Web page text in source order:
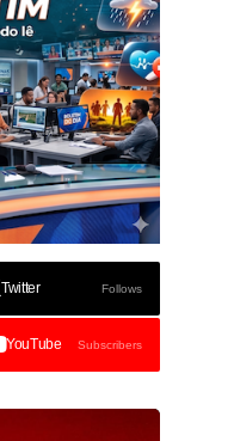
Twitter Follows
YouTube Subscribers